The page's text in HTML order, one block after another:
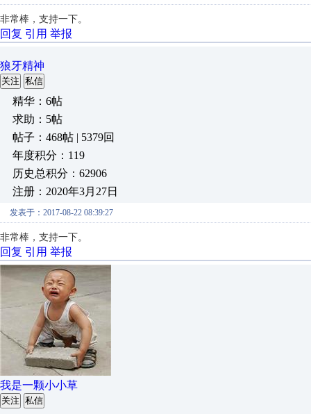
非常棒，支持一下。
回复 引用 举报
狼牙精神
关注 私信
精华：6帖
求助：5帖
帖子：468帖 | 5379回
年度积分：119
历史总积分：62906
注册：2020年3月27日
发表于：2017-08-22 08:39:27
非常棒，支持一下。
回复 引用 举报
我是一颗小小草
关注 私信